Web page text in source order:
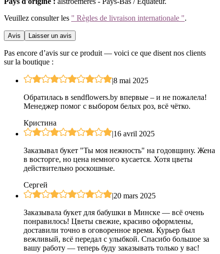
Veuillez consulter les " Règles de livraison internationale ".
Avis Laisser un avis
Pas encore d’avis sur ce produit — voici ce que disent nos clients
sur la boutique :
|8 mai 2025
Обратилась в sendflowers.by впервые – и не пожалела!
Менеджер помог с выбором белых роз, всё чётко.
Кристина
|16 avril 2025
Заказывал букет "Ты моя нежность" на годовщину. Жена
в восторге, но цена немного кусается. Хотя цветы
действительно роскошные.
Сергей
|20 mars 2025
Заказывала букет для бабушки в Минске — всё очень
понравилось! Цветы свежие, красиво оформлены,
доставили точно в оговоренное время. Курьер был
вежливый, всё передал с улыбкой. Спасибо большое за
вашу работу — теперь буду заказывать только у вас!